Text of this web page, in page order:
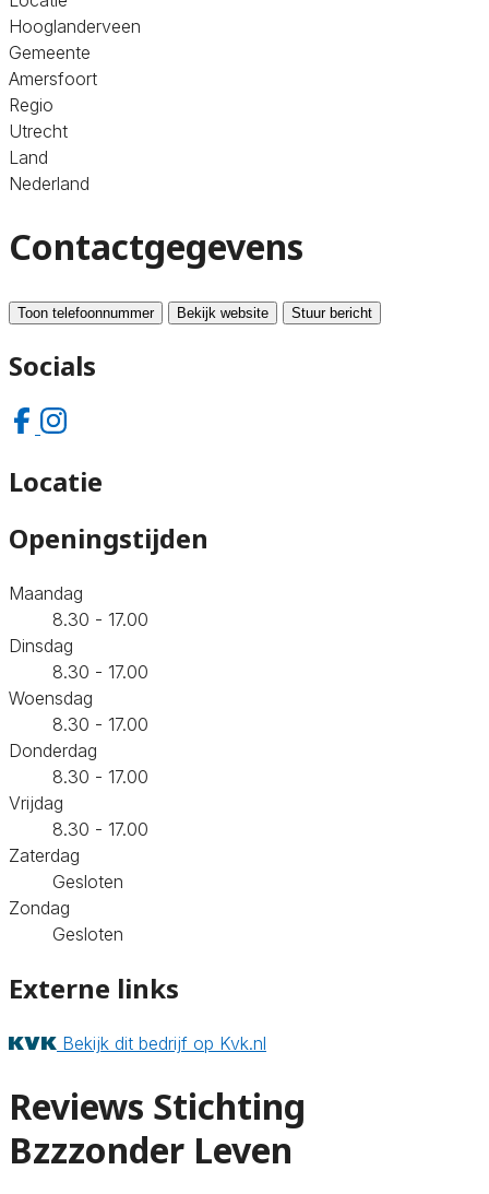
Hooglanderveen
Gemeente
Amersfoort
Regio
Utrecht
Land
Nederland
Contactgegevens
Toon telefoonnummer Bekijk website Stuur bericht
Socials
Locatie
Openingstijden
Maandag
8.30 - 17.00
Dinsdag
8.30 - 17.00
Woensdag
8.30 - 17.00
Donderdag
8.30 - 17.00
Vrijdag
8.30 - 17.00
Zaterdag
Gesloten
Zondag
Gesloten
Externe links
Bekijk dit bedrijf op Kvk.nl
Reviews Stichting
Bzzzonder Leven